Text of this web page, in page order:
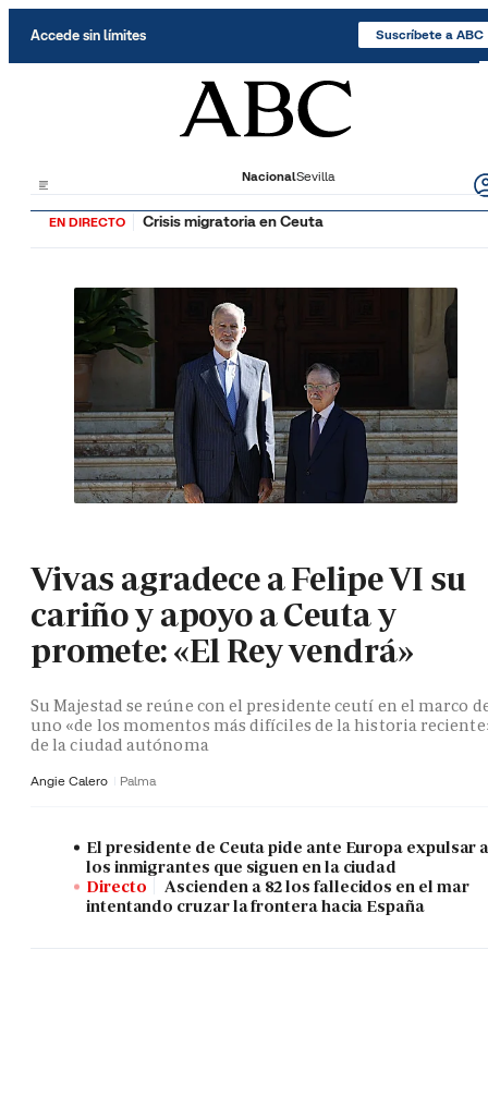
Accede sin límites Suscríbete a ABC
NacionalSevilla
EN DIRECTO Crisis migratoria en Ceuta
Vivas agradece a Felipe VI su
cariño y apoyo a Ceuta y
promete: «El Rey vendrá»
Su Majestad se reúne con el presidente ceutí en el marco
uno «de los momentos más difíciles de la historia
de la ciudad autónoma
Angie Calero Palma
El presidente de Ceuta pide ante Europa expulsar
los inmigrantes que siguen en la ciudad
Directo
Ascienden a 82 los fallecidos en el mar
intentando cruzar la frontera hacia España